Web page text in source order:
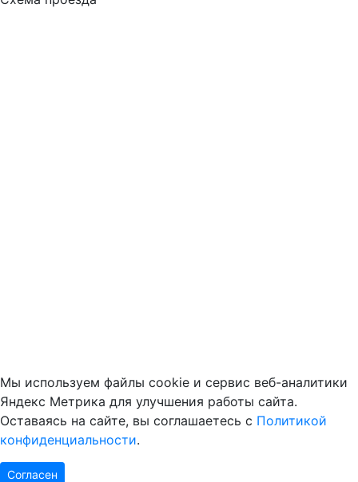
Мы используем файлы cookie и сервис веб-аналитики
Яндекс Метрика для улучшения работы сайта.
Оставаясь на сайте, вы соглашаетесь с Политикой
конфиденциальности.
Согласен